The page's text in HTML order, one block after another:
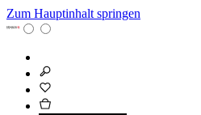
Zum Hauptinhalt springen